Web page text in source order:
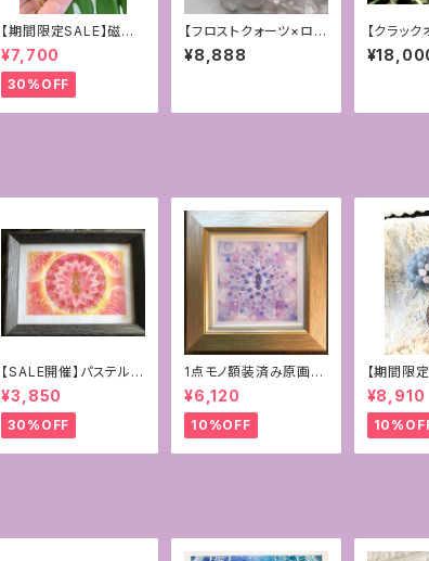
【期間限定SALE】磁気
入りヘマタイトの6mm
フラーレン〜守護〜
¥7,700
30%OFF
【フロストクォーツ×ロー
ズクォーツ】乙女な神聖
幾何学フラーレン4mm
¥8,888
【クラッ
＊神聖幾
ン＊
【SALE開催】パステルマ
ンダラ+フトマニ図アー
ト〜新生〜
¥3,850
30%OFF
1点モノ額装済み原画＊
神聖幾何学フラワーオ
ブライフ＋フトマニ図ア
ート[覚醒]
¥6,120
10%OFF
【期間限
ジェライ
ーツ4mm
+マリア
イ
¥8,910